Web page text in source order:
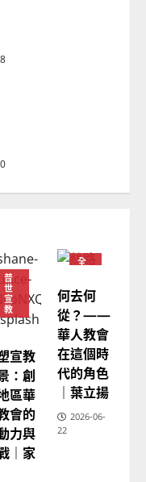
民的定義、現況
大銘
教育
使命｜王永信
普
世
宣
教
宣教
：創
區華
會的
力與
｜家
全
人
教
會
普
世
宣
教
何去何
從？——
華人教會
在這個時
代的角色
｜葉立揚
2026-06-
22